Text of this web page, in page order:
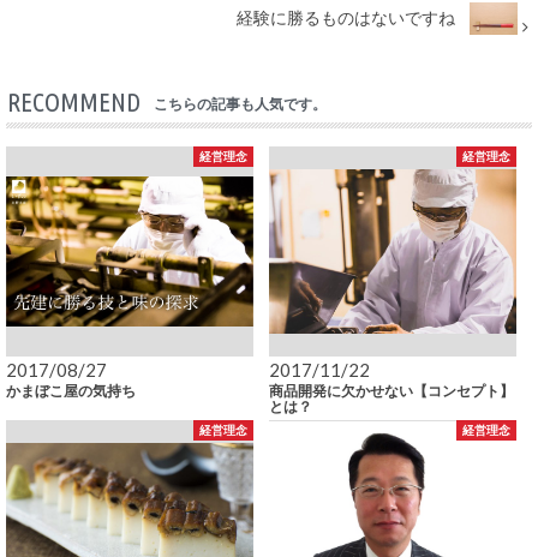
経験に勝るものはないですね
RECOMMEND こちらの記事も人気です。
経営理念
2017/08/27
かまぼこ屋の気持ち
経営理念
2017/11/22
商品開発に欠かせない【コンセプト】
とは？
経営理念 経営理念